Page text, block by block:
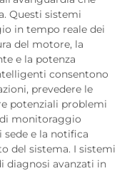
Questi sistemi
in tempo reale dei
del motore, la
e la potenza
consentono
prevedere le
potenziali problemi
monitoraggio
e la notifica
del sistema. I sistemi
diagnosi avanzati in